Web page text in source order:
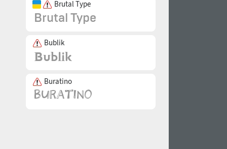
Brutal Type
Bublik
Buratino